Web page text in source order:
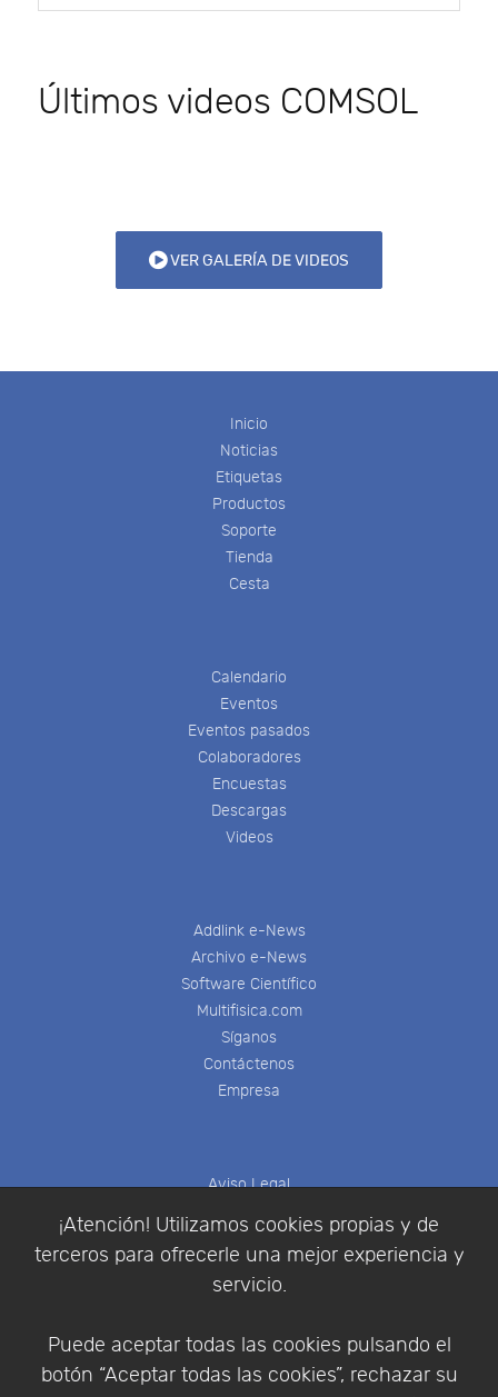
¡Atención! Utilizamos cookies propias y de
terceros para ofrecerle una mejor experiencia y
servicio.
Puede aceptar todas las cookies pulsando el
botón “Aceptar todas las cookies”, rechazar su
Últimos videos COMSOL
VER GALERÍA DE VIDEOS
Inicio
Noticias
Etiquetas
Productos
Soporte
Tienda
Cesta
Calendario
Eventos
Eventos pasados
Colaboradores
Encuestas
Descargas
Videos
Addlink e-News
Archivo e-News
Software Científico
Multifisica.com
Síganos
Contáctenos
Empresa
Aviso Legal
Política de Privacidad
Condiciones de compra
Identificarse